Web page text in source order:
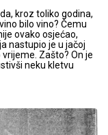
kroz toliko godina,
bilo vino? Čemu
ovako osjećao,
nastupio je u jačoj
Zašto? On je
neku kletvu